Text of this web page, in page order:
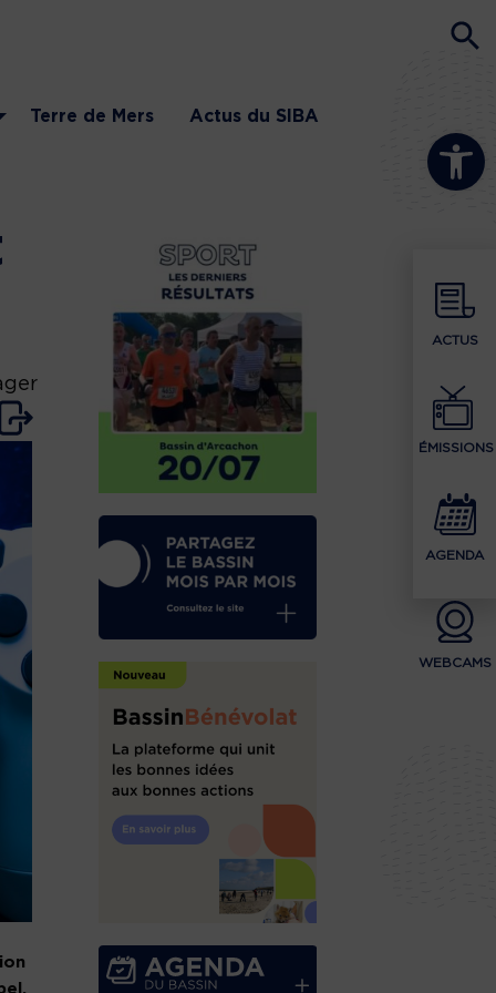
Ouvrir la
ACTUS
ÉMISSIONS
AGENDA
WEBCAMS
Terre de Mers Actus du SIBA